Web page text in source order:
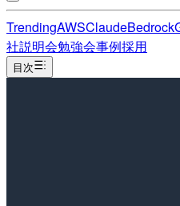
TrendingAWSClaudeBedrock
社説明会勉強会事例採用
目次